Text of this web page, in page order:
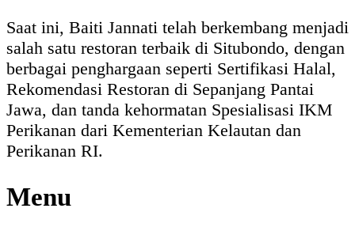
Saat ini, Baiti Jannati telah berkembang menjadi
salah satu restoran terbaik di Situbondo, dengan
berbagai penghargaan seperti Sertifikasi Halal,
Rekomendasi Restoran di Sepanjang Pantai
Jawa, dan tanda kehormatan Spesialisasi IKM
Perikanan dari Kementerian Kelautan dan
Perikanan RI.
Menu